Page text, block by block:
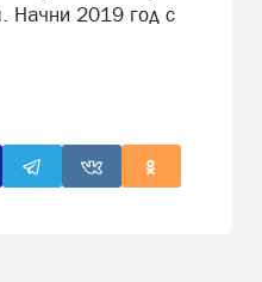
Начни 2019 год с